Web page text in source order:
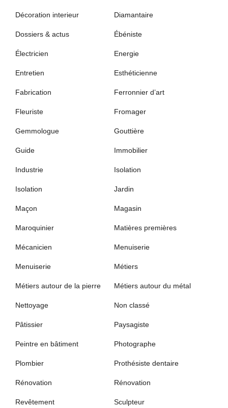
Décoration interieur Diamantaire
Dossiers & actus Ébéniste
Électricien Energie
Entretien Esthéticienne
Fabrication Ferronnier d’art
Fleuriste Fromager
Gemmologue Gouttière
Guide Immobilier
Industrie Isolation
Isolation Jardin
Maçon Magasin
Maroquinier Matières premières
Mécanicien Menuiserie
Menuiserie Métiers
Métiers autour de la pierre Métiers autour du métal
Nettoyage Non classé
Pâtissier Paysagiste
Peintre en bâtiment Photographe
Plombier Prothésiste dentaire
Rénovation Rénovation
Revêtement Sculpteur